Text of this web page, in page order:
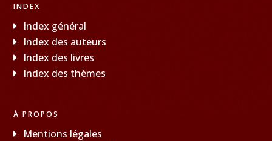
INDEX
Index général
Index des auteurs
Index des livres
Index des thèmes
À PROPOS
Mentions légales